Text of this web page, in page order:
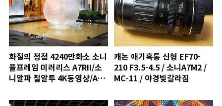
화질의 정점 4240만화소 소니
풀프레임 미러리스 A7RII/소
니알파 칠알투 4K동영상/A7R
캐논 애기흑통 신형 EF70-
210 F3.5-4.5 / 소니A7M2 /
MC-11 / 야경빛갈라짐